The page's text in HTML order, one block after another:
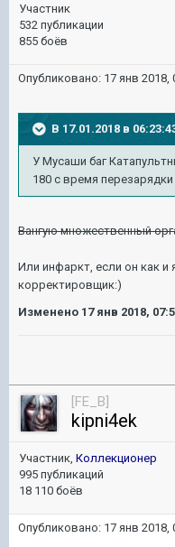
Участник
532 публикации
855 боёв
Опубликовано: 17 янв 2018,
В 17.01.2018 в
У Мусаши баг
180 с время перезарядки
Вангую множественный
Или инфаркт, если он как и
корректировщик:)
Изменено 17 янв 2018,
[FE_B]
kipni4ek
Участник, Коллекционер
995 публикаций
18 110 боёв
Опубликовано: 17 янв 2018,